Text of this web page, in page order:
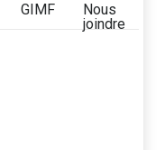
GIMF
Nous
joindre